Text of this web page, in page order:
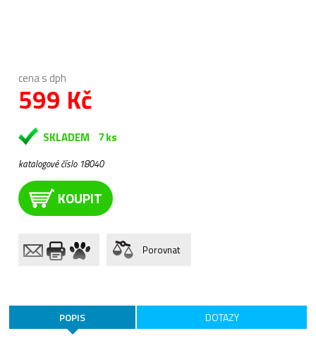
cena s dph
599 Kč
SKLADEM 7 ks
katalogové číslo 18040
KOUPIT
Porovnat
POPIS DOTAZY